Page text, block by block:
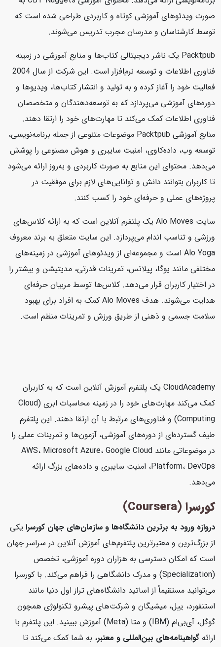
صورت ویدئوهای آموزشی کوتاه و کاربردی طراحی شده است که
توسط کارشناسان و مدرسان مجرب تدریس می‌شوند.
Packtpub یک ناشر دیجیتالی کتاب‌ها و منابع آموزشی در زمینه
فناوری اطلاعات و توسعه نرم‌افزار است. این شرکت از سال 2004
فعالیت خود را آغاز کرده و به تولید و انتشار کتاب‌ها، ویدیوها و
دوره‌های آموزشی می‌پردازد که به توسعه‌دهندگان و متخصصان
فناوری اطلاعات کمک می‌کند تا مهارت‌های خود را ارتقا دهند.
منابع آموزشی Packtpub موضوعات متنوعی از جمله برنامه‌نویسی،
توسعه وب، داده‌کاوی، امنیت سایبری و هوش مصنوعی را پوشش
می‌دهد. محتوای این منابع به صورت کاربردی و به‌روز ارائه می‌شود
تا کاربران بتوانند دانش و توانایی‌های لازم برای موفقیت در
پروژه‌های عملی و حرفه‌ای خود را کسب کنند.
سایت Alo Moves یک پلتفرم آنلاین است که به ارائه کلاس‌های
ورزشی و تناسب اندام می‌پردازد. این سایت متعلق به برند معروف
Alo Yoga است و مجموعه‌ای از ویدئوهای آموزشی در زمینه‌های
مختلفی مانند یوگا، پیلاتس، تمرینات قدرتی، مدیتیشن و بیشتر را
در اختیار کاربران قرار می‌دهد. کلاس‌ها توسط مربیان حرفه‌ای
هدایت می‌شوند. هدف Alo Moves کمک به افراد برای بهبود
سلامت جسمی و ذهنی از طریق ورزش و تمرینات منظم است.
CloudAcademy یک پلتفرم آموزش آنلاین است که به کاربران
کمک می‌کند مهارت‌های خود را در زمینه محاسبات ابری (Cloud
Computing) و فناوری‌های مرتبط با آن ارتقا دهند. این پلتفرم
طیف گسترده‌ای از دوره‌های آموزشی، آزمون‌ها و تمرینات عملی را
در موضوعاتی مانند AWS، Microsoft Azure، Google Cloud
Platform، DevOps، امنیت سایبری و داده‌های بزرگ ارائه
می‌دهد.
کورسرا (Coursera)
دروازه ورود به برترین دانشگاه‌ها و سازمان‌های جهان کورسرایکی
از بزرگ‌ترین و معتبرترین پلتفرم‌های آموزش آنلاین در سراسر جهان
است که امکان دسترسی به هزاران دوره آموزشی، تخصص
(Specialization) و مدرک دانشگاهی را فراهم می‌کند. با کورسرا
می‌توانید مستقیماً از اساتید دانشگاه‌های تراز اول دنیا مانند
استنفورد، ییل، میشیگان و شرکت‌های پیشرو تکنولوژی همچون
گوگل، آی‌بی‌ام (IBM) و متا (Meta) آموزش ببینید. این پلتفرم با
ارائهگواهینامه‌های بین‌المللی و معتبر، به شما کمک می‌کند تا